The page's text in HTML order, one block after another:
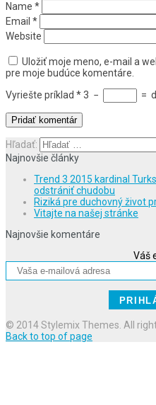
Name *
Email *
Website
Uložiť moje meno, e-mail a
pre moje budúce komentáre.
Vyriešte príklad *3 − =
Hľadať:
Najnovšie články
Trend 3 2015 kardinal
odstrániť chudobu
Riziká pre duchovný život
Vitajte na našej stránke
Najnovšie komentáre
Váš
© 2014 Stylemix Themes. All
Back to top of page